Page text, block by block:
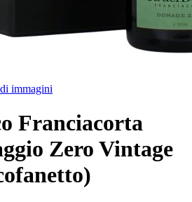
immagini
Franciacorta
Zero Vintage